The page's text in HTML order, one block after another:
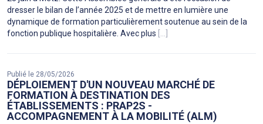
dresser le bilan de l’année 2025 et de mettre en lumière une
dynamique de formation particulièrement soutenue au sein de la
fonction publique hospitalière. Avec plus [...]
Publié le 28/05/2026
DÉPLOIEMENT D'UN NOUVEAU MARCHÉ DE
FORMATION À DESTINATION DES
ÉTABLISSEMENTS : PRAP2S -
ACCOMPAGNEMENT À LA MOBILITÉ (ALM)